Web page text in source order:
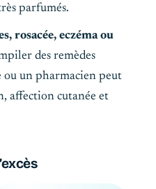
parfumés.
rosacée, eczéma ou
des remèdes
un pharmacien peut
affection cutanée et